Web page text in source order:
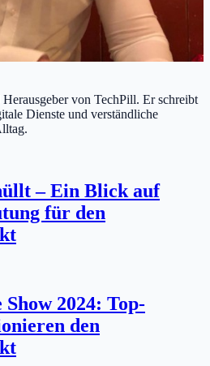
von TechPill. Er schreibt
Dienste und verständliche
– Ein Blick auf
für den
2024: Top-
den